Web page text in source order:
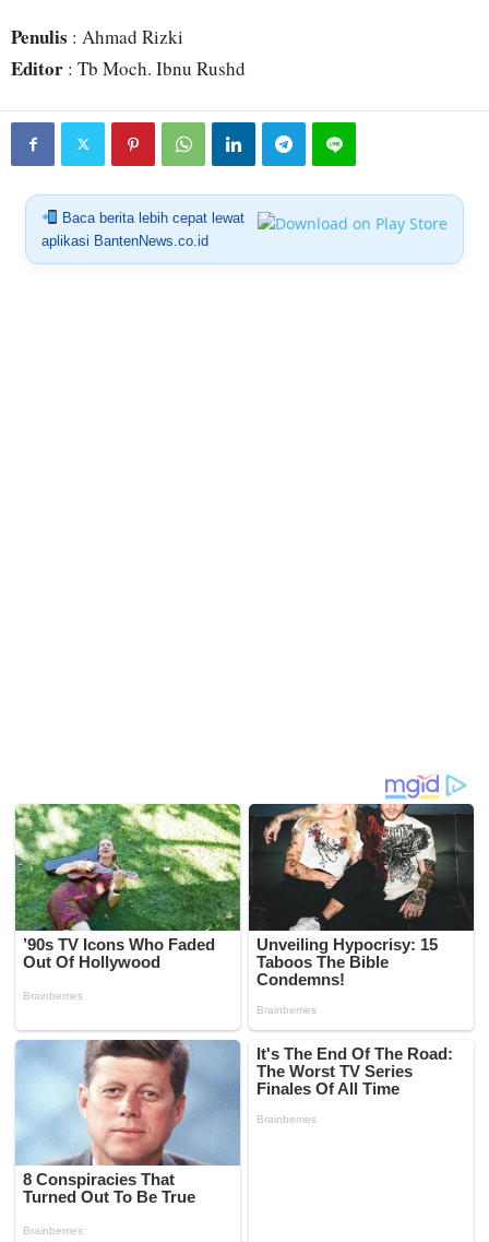
Penulis : Ahmad Rizki
Editor : Tb Moch. Ibnu Rushd
Baca berita lebih cepat lewat
aplikasi BantenNews.co.id